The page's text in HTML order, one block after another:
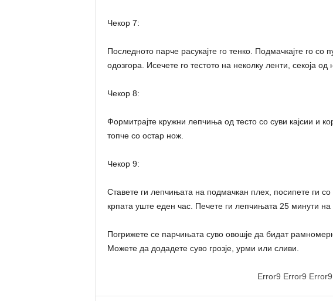
Чекор 7:
Последното парче расукајте го тенко. Подмачкајте го со
одозгора. Исечете го тестото на неколку ленти, секоја од
Чекор 8:
Формитрајте кружни лепчиња од тесто со суви кајсии и
топче со остар нож.
Чекор 9:
Ставете ги лепчињата на подмачкан плех, посипете ги
крпата уште еден час. Печете ги лепчињата 25 минути на
Погрижете се парчињата суво овошје да бидат
Можете да додадете суво грозје, урми или сливи.
Error9 Error9 Error9